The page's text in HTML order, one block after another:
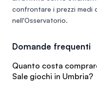
confrontare i prezzi medi
nell'Osservatorio.
Domande frequenti
Quanto costa
Sale giochi in Umbria?